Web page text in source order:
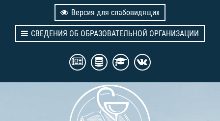
Версия для слабовидящих
СВЕДЕНИЯ ОБ ОБРАЗОВАТЕЛЬНОЙ ОРГАНИЗАЦИИ